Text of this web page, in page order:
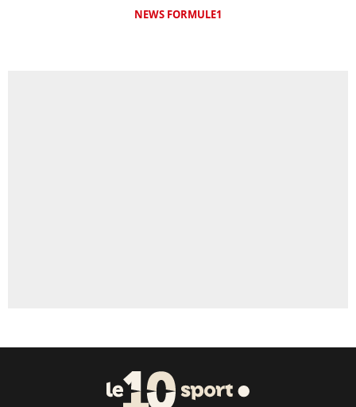
NEWS FORMULE1